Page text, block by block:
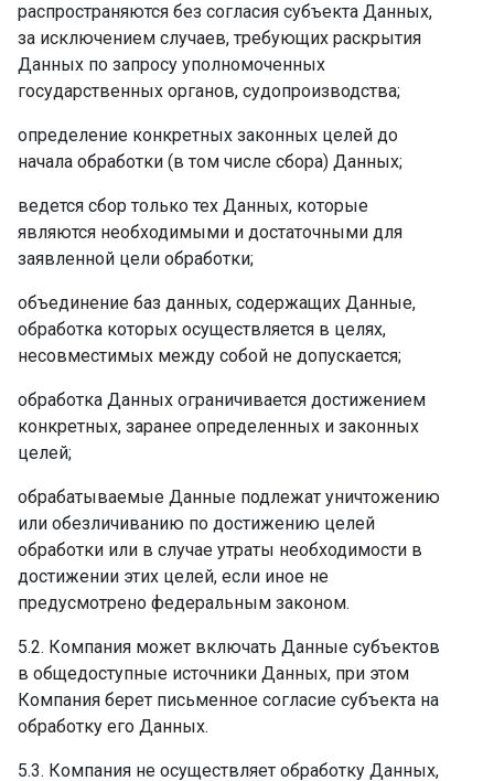
распространяются без согласия субъекта Данных,
за исключением случаев, требующих раскрытия
Данных по запросу уполномоченных
государственных органов, судопроизводства; ­
определение конкретных законных целей до
начала обработки (в том числе сбора) Данных; ­
ведется сбор только тех Данных, которые
являются необходимыми и достаточными для
заявленной цели обработки; ­
объединение баз данных, содержащих Данные,
обработка которых осуществляется в целях,
несовместимых между собой не допускается; ­
обработка Данных ограничивается достижением
конкретных, заранее определенных и законных
целей; ­
обрабатываемые Данные подлежат уничтожению
или обезличиванию по достижению целей
обработки или в случае утраты необходимости в
достижении этих целей, если иное не
предусмотрено федеральным законом.
5.2. Компания может включать Данные субъектов
в общедоступные источники Данных, при этом
Компания берет письменное согласие субъекта на
обработку его Данных.
5.3. Компания не осуществляет обработку Данных,